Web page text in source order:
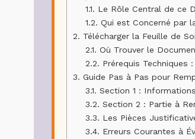
1.1. Le Rôle Central de ce
1.2. Qui est Concerné par
2. Télécharger la Feuille de
2.1. Où Trouver le
2.2. Prérequis Techniques
3. Guide Pas à Pas pour
3.1. Section 1 :
3.2. Section 2 : Partie à
3.3. Les Pièces
3.4. Erreurs Courantes à